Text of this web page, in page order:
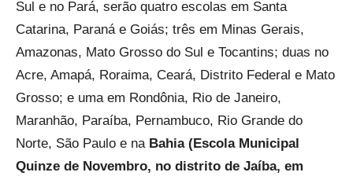
Sul e no Pará, serão quatro escolas em Santa
Catarina, Paraná e Goiás; três em Minas Gerais,
Amazonas, Mato Grosso do Sul e Tocantins; duas no
Acre, Amapá, Roraima, Ceará, Distrito Federal e Mato
Grosso; e uma em Rondônia, Rio de Janeiro,
Maranhão, Paraíba, Pernambuco, Rio Grande do
Norte, São Paulo e naBahia (Escola Municipal
Quinze de Novembro, no distrito de Jaíba, em